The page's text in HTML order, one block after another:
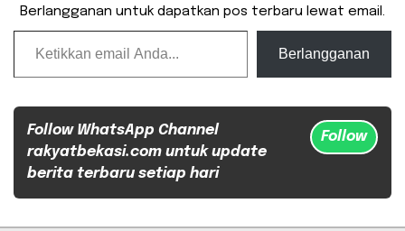
Berlangganan untuk dapatkan pos terbaru lewat email.
Ketikkan email Anda...
Berlangganan
Follow WhatsApp Channel
rakyatbekasi.com untuk update
berita terbaru setiap hari
Follow